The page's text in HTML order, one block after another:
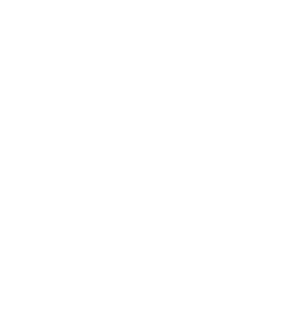
ПОЛОТНА АРТБЕТОН